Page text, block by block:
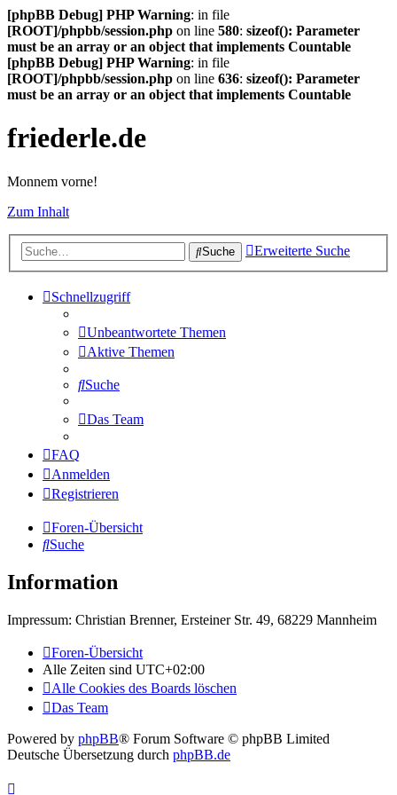
[phpBB Debug] PHP Warning: in file
[ROOT]/phpbb/session.php on line 580: sizeof(): Parameter
must be an array or an object that implements Countable
[phpBB Debug] PHP Warning: in file
[ROOT]/phpbb/session.php on line 636: sizeof(): Parameter
must be an array or an object that implements Countable
friederle.de
Monnem vorne!
Zum Inhalt
Suche Erweiterte Suche
Schnellzugriff
Unbeantwortete Themen
Aktive Themen
Suche
Das Team
FAQ
Anmelden
Registrieren
Foren-Übersicht
Suche
Information
Impressum: Christian Brenner, Ersteiner Str. 49, 68229 Mannheim
Foren-Übersicht
Alle Zeiten sind UTC+02:00
Alle Cookies des Boards löschen
Das Team
Powered by phpBB® Forum Software © phpBB Limited
Deutsche Übersetzung durch phpBB.de